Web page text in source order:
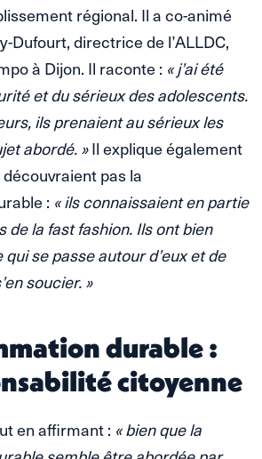
régional. Il a co-animé
Dufourt, directrice de l’ALLDC,
à Dijon. Il raconte : « j’ai été
et du sérieux des adolescents.
ils prenaient au sérieux les
abordé. »Il explique également
pas la
: « ils connaissaient en partie
de la fast fashion. Ils ont bien
se passe autour d’eux et de
soucier. »
durable :
citoyenne
en affirmant : « bien que la